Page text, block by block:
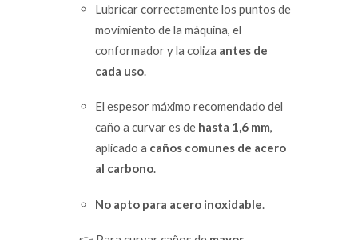
Lubricar correctamente los puntos de
movimiento de la máquina, el
conformador y la coliza antes de
cada uso.
El espesor máximo recomendado del
caño a curvar es de hasta 1,6 mm,
aplicado a caños comunes de acero
al carbono.
No apto para acero inoxidable.